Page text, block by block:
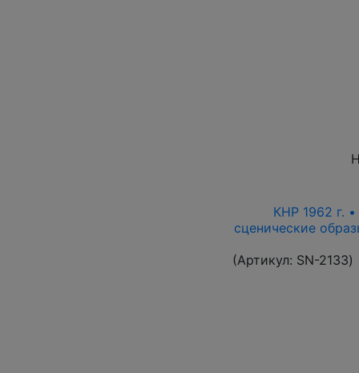
КНР 1962 г. •
сценические
(Артикул: SN-2133)